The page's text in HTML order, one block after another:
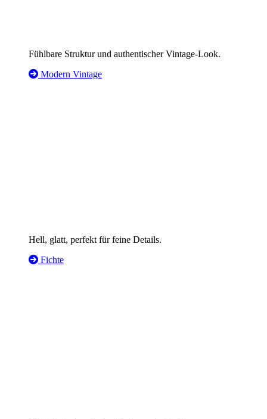
Fühlbare Struktur und authentischer Vintage-Look.
Modern Vintage
Hell, glatt, perfekt für feine Details.
Fichte